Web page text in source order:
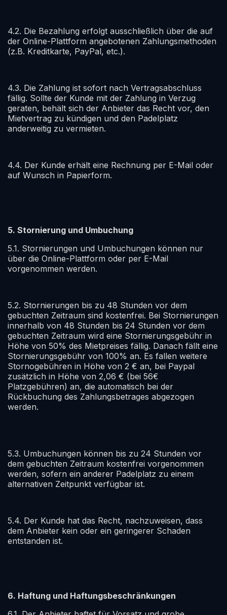
4.2. Die Bezahlung erfolgt ausschließlich über die auf
der Online-Plattform angebotenen Zahlungsmethoden
(z.B. Kreditkarte, PayPal, etc.).
4.3. Die Zahlung ist sofort nach Vertragsabschluss
fällig. Sollte der Kunde mit der Zahlung in Verzug
geraten, behält sich der Anbieter das Recht vor, den
Mietvertrag zu kündigen und den Padelplatz
anderweitig zu vermieten.
4.4. Der Kunde erhält eine Rechnung per E-Mail oder
auf Wunsch in Papierform.
5. Stornierung und Umbuchung
5.1. Stornierungen und Umbuchungen können nur
über die Online-Plattform oder per E-Mail
vorgenommen werden.
5.2. Stornierungen bis zu 48 Stunden vor dem
gebuchten Zeitraum sind kostenfrei. Bei Stornierungen
innerhalb von 48 Stunden bis 24 Stunden vor dem
gebuchten Zeitraum wird eine Stornierungsgebühr in
Höhe von 50% des Mietpreises fällig. Danach fällt eine
Stornierungsgebühr von 100% an. Es fallen weitere
Stornogebühren in Höhe von 2 € an, bei Paypal
zusätzlich in Höhe von 2,06 € (bei 56€
Platzgebühren) an, die automatisch bei der
Rückbuchung des Zahlungsbetrages abgezogen
werden.
5.3. Umbuchungen können bis zu 24 Stunden vor
dem gebuchten Zeitraum kostenfrei vorgenommen
werden, sofern ein anderer Padelplatz zu einem
alternativen Zeitpunkt verfügbar ist.
5.4. Der Kunde hat das Recht, nachzuweisen, dass
dem Anbieter kein oder ein geringerer Schaden
entstanden ist.
6. Haftung und Haftungsbeschränkungen